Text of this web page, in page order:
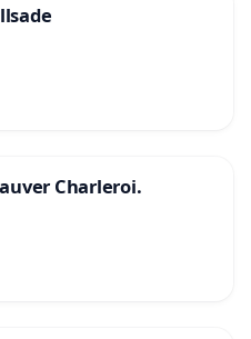
Charleroi.